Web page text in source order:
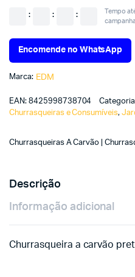
: : :
Tempo
Encomende no WhatsApp
Marca: EDM
EAN: 8425998738704
Churrasqueiras e Consumíveis,
Churrasqueiras A Carvão |
Descrição
Informação adicional
Churrasqueira a carvão